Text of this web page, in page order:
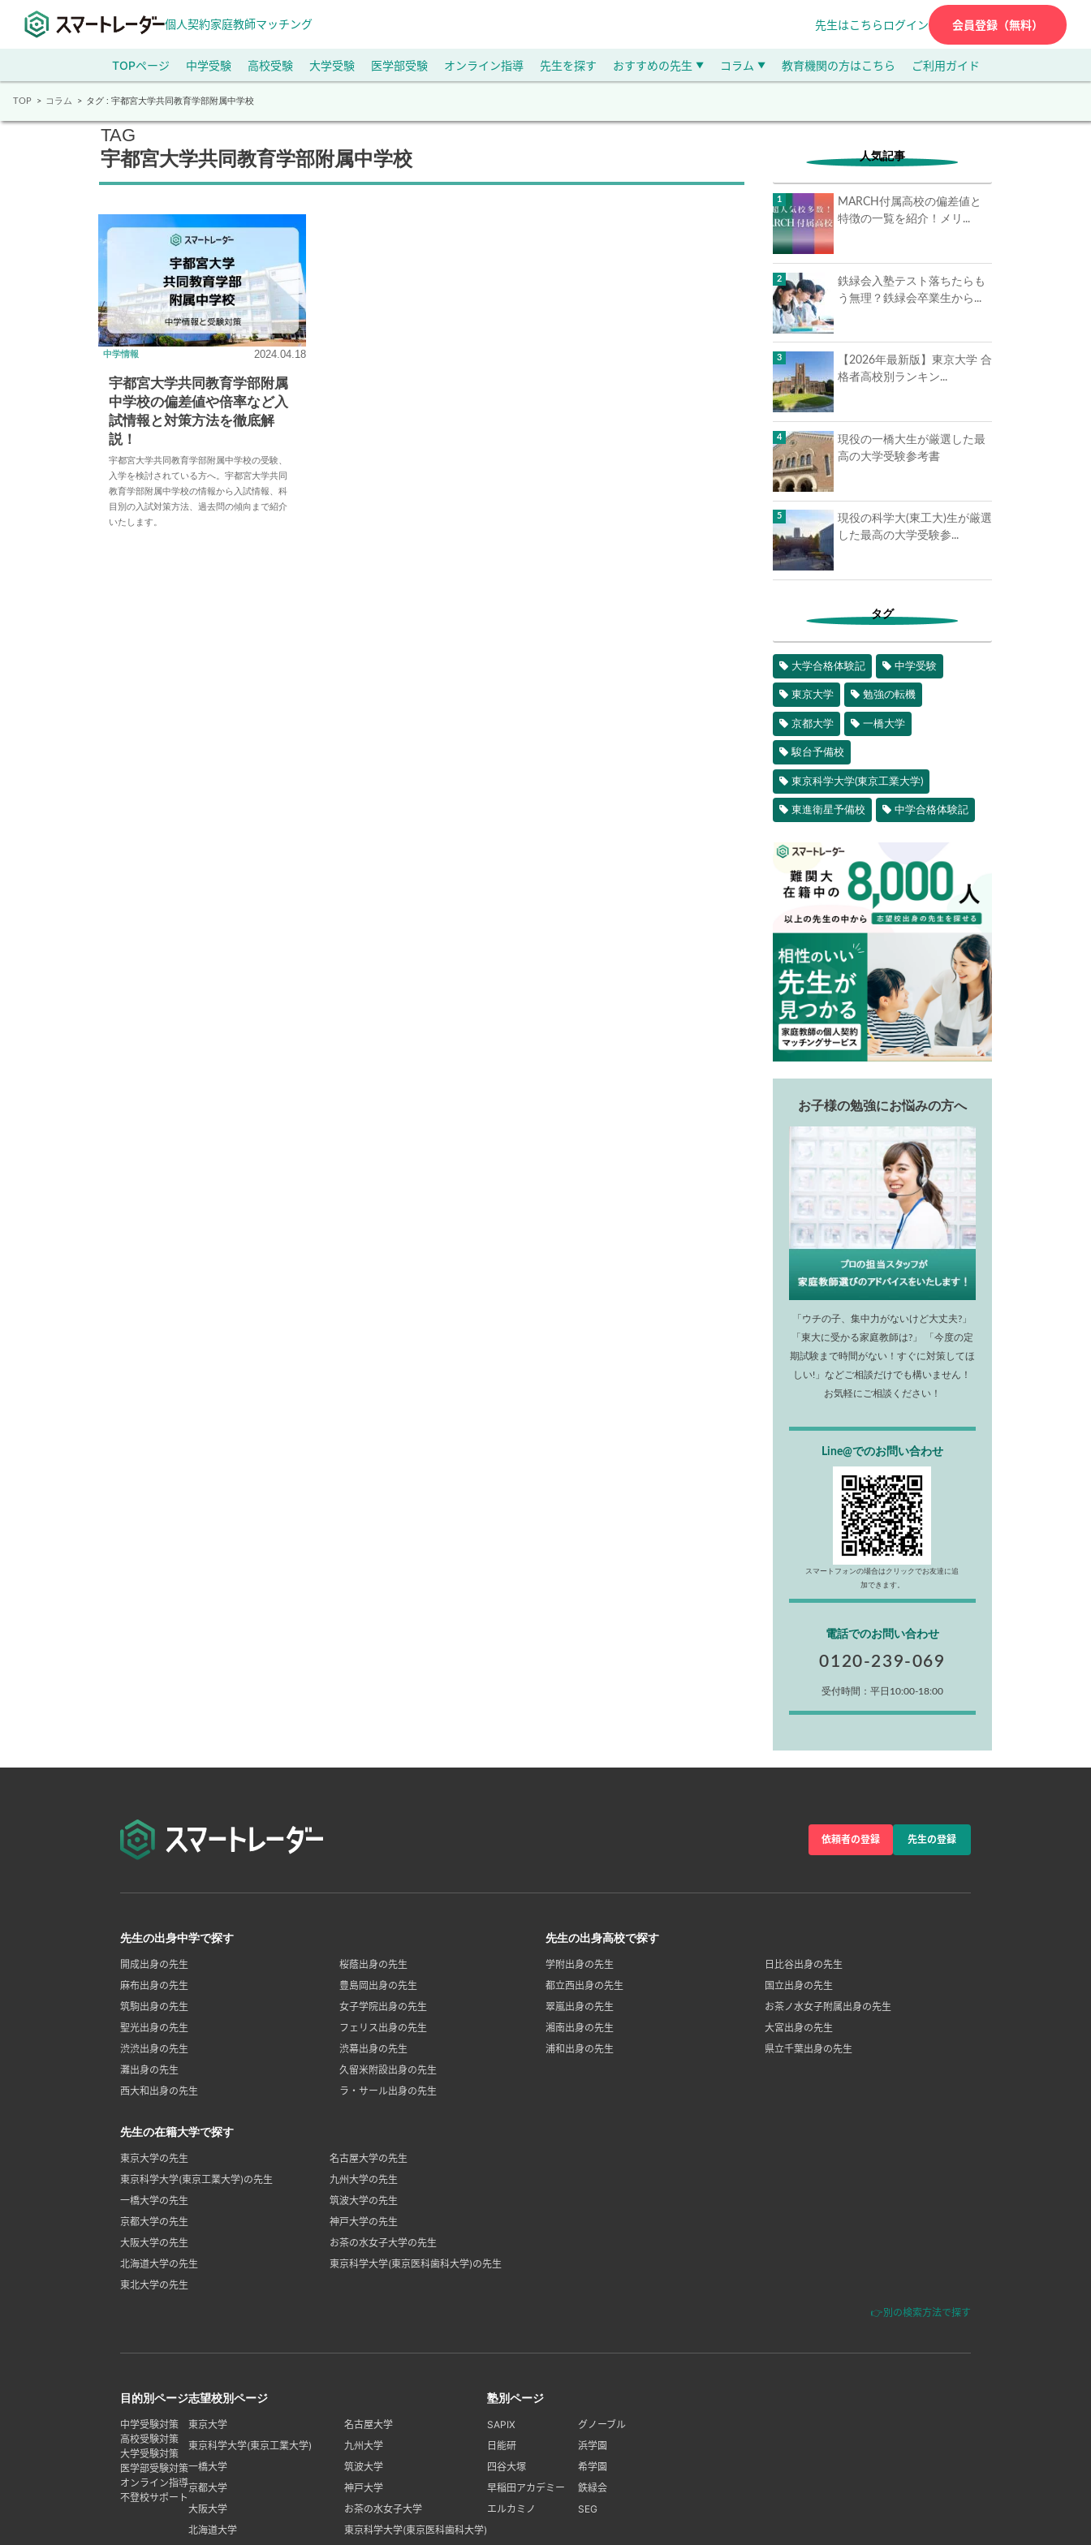
個人契約家庭教師マッチング 先生はこちら ログイン 会員登録（無料）
TOPページ 中学受験 高校受験 大学受験 医学部受験 オンライン指導 先生を探す おすすめの先生 ▼ コラム ▼ 教育機関の方はこちら ご利用ガイド
TOP コラム タグ : 宇都宮大学共同教育学部附属中学校
TAG
宇都宮大学共同教育学部附属中学校
中学情報 2024.04.18
宇都宮大学共同教育学部附属
中学校の偏差値や倍率など入
試情報と対策方法を徹底解
説！
宇都宮大学共同教育学部附属中学校の受験、
入学を検討されている方へ。宇都宮大学共同
教育学部附属中学校の情報から入試情報、科
目別の入試対策方法、過去問の傾向まで紹介
いたします。
人気記事
MARCH付属高校の偏差値と
特徴の一覧を紹介！メリ...
鉄緑会入塾テスト落ちたらも
う無理？鉄緑会卒業生から...
【2026年最新版】東京大学 合
格者高校別ランキン...
現役の一橋大生が厳選した最
高の大学受験参考書
現役の科学大(東工大)生が厳選
した最高の大学受験参...
タグ
大学合格体験記 中学受験
東京大学 勉強の転機
京都大学 一橋大学
駿台予備校
東京科学大学(東京工業大学)
東進衛星予備校 中学合格体験記
お子様の勉強にお悩みの方へ
「ウチの子、集中力がないけど大丈夫?」
「東大に受かる家庭教師は?」 「今度の定
期試験まで時間がない！すぐに対策してほ
しい!」などご相談だけでも構いません！
お気軽にご相談ください！
Line@でのお問い合わせ
スマートフォンの場合はクリックでお友達に追
加できます。
電話でのお問い合わせ
0120-239-069
受付時間：平日10:00-18:00
依頼者の登録 先生の登録
先生の出身中学で探す
開成出身の先生
桜蔭出身の先生
麻布出身の先生
豊島岡出身の先生
筑駒出身の先生
女子学院出身の先生
聖光出身の先生
フェリス出身の先生
渋渋出身の先生
渋幕出身の先生
灘出身の先生
久留米附設出身の先生
西大和出身の先生
ラ・サール出身の先生
先生の出身高校で探す
学附出身の先生
日比谷出身の先生
都立西出身の先生
国立出身の先生
翠嵐出身の先生
お茶ノ水女子附属出身の先生
湘南出身の先生
大宮出身の先生
浦和出身の先生
県立千葉出身の先生
先生の在籍大学で探す
東京大学の先生
名古屋大学の先生
東京科学大学(東京工業大学)の先生
九州大学の先生
一橋大学の先生
筑波大学の先生
京都大学の先生
神戸大学の先生
大阪大学の先生
お茶の水女子大学の先生
北海道大学の先生
東京科学大学(東京医科歯科大学)の先生
東北大学の先生
👉別の検索方法で探す
目的別ページ
中学受験対策
高校受験対策
大学受験対策
医学部受験対策
オンライン指導
不登校サポート
志望校別ページ
東京大学
名古屋大学
東京科学大学(東京工業大学)
九州大学
一橋大学
筑波大学
京都大学
神戸大学
大阪大学
お茶の水女子大学
北海道大学
東京科学大学(東京医科歯科大学)
塾別ページ
SAPIX
グノーブル
日能研
浜学園
四谷大塚
希学園
早稲田アカデミー
鉄緑会
エルカミノ
SEG